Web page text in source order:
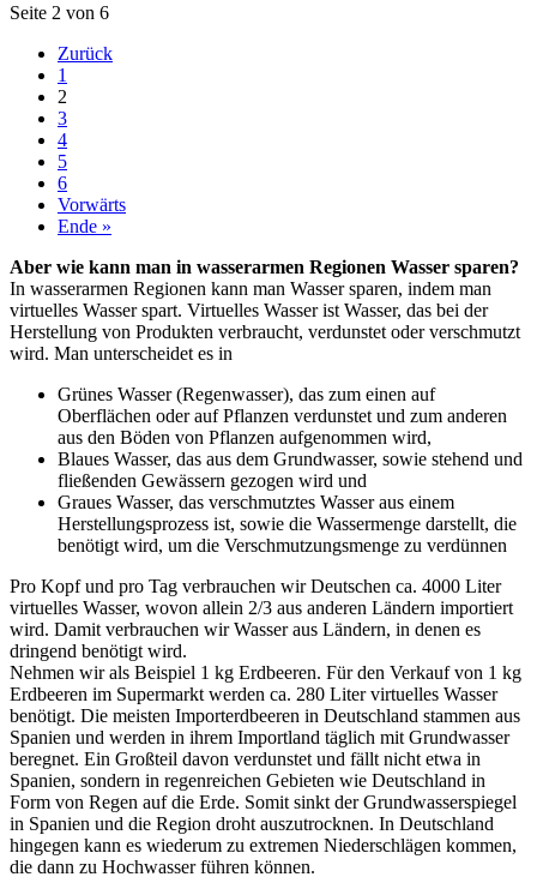
Seite 2 von 6
Zurück
1
2
3
4
5
6
Vorwärts
Ende »
Aber wie kann man in wasserarmen Regionen Wasser sparen?
In wasserarmen Regionen kann man Wasser sparen, indem man
virtuelles Wasser spart. Virtuelles Wasser ist Wasser, das bei der
Herstellung von Produkten verbraucht, verdunstet oder verschmutzt
wird. Man unterscheidet es in
Grünes Wasser (Regenwasser), das zum einen auf
Oberflächen oder auf Pflanzen verdunstet und zum anderen
aus den Böden von Pflanzen aufgenommen wird,
Blaues Wasser, das aus dem Grundwasser, sowie stehend und
fließenden Gewässern gezogen wird und
Graues Wasser, das verschmutztes Wasser aus einem
Herstellungsprozess ist, sowie die Wassermenge darstellt, die
benötigt wird, um die Verschmutzungsmenge zu verdünnen
Pro Kopf und pro Tag verbrauchen wir Deutschen ca. 4000 Liter
virtuelles Wasser, wovon allein 2/3 aus anderen Ländern importiert
wird. Damit verbrauchen wir Wasser aus Ländern, in denen es
dringend benötigt wird.
Nehmen wir als Beispiel 1 kg Erdbeeren. Für den Verkauf von 1 kg
Erdbeeren im Supermarkt werden ca. 280 Liter virtuelles Wasser
benötigt. Die meisten Importerdbeeren in Deutschland stammen aus
Spanien und werden in ihrem Importland täglich mit Grundwasser
beregnet. Ein Großteil davon verdunstet und fällt nicht etwa in
Spanien, sondern in regenreichen Gebieten wie Deutschland in
Form von Regen auf die Erde. Somit sinkt der Grundwasserspiegel
in Spanien und die Region droht auszutrocknen. In Deutschland
hingegen kann es wiederum zu extremen Niederschlägen kommen,
die dann zu Hochwasser führen können.